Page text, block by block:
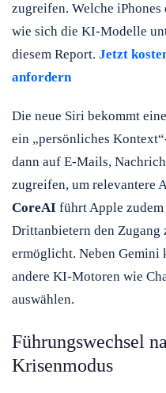
zugreifen. Welche
wie sich die KI-Modelle
diesem Report. Jetzt
anfordern
Die neue Siri bekommt
ein „persönliches
dann auf E-Mails,
zugreifen, um relevantere
CoreAI führt Apple
Drittanbietern den Zugang
ermöglicht. Neben
andere KI-Motoren wie
auswählen.
Führungswechsel
Krisenmodus